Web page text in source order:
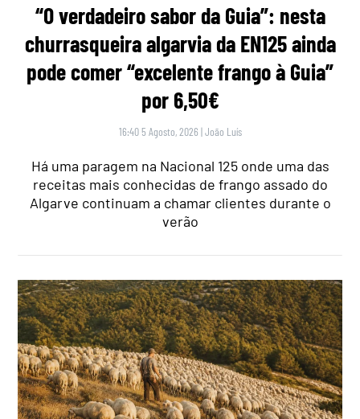
“O verdadeiro sabor da Guia”: nesta
churrasqueira algarvia da EN125 ainda
pode comer “excelente frango à Guia”
por 6,50€
16:40 5 Agosto, 2026 |João Luís
Há uma paragem na Nacional 125 onde uma das
receitas mais conhecidas de frango assado do
Algarve continuam a chamar clientes durante o
verão